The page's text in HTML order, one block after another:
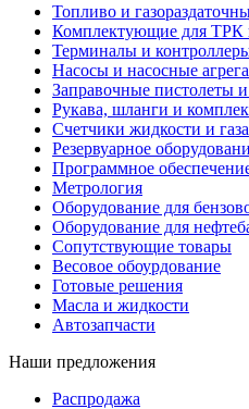
Топливо и
Комплектующие для
Терминалы и
Насосы и насосные
Заправочные пистолеты
Рукава, шланги и
Счетчики жидкости и газа
Резервуарное
Программное
Метрология
Оборудование для
Оборудование для
Сопутствующие товары
Весовое обоурдование
Готовые решения
Масла и жидкости
Автозапчасти
Наши предложения
Распродажа